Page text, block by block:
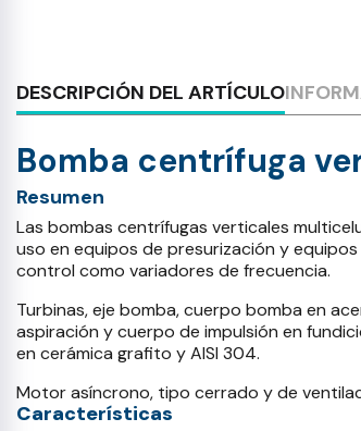
DESCRIPCIÓN DEL ARTÍCULO
Bomba centrífuga
Resumen
Las bombas centrífugas verticales
uso en equipos de presurización y
control como variadores de frecuencia.
Turbinas, eje bomba, cuerpo bomba en
aspiración y cuerpo de impulsión en
en cerámica grafito y AISI 304.
Motor asíncrono, tipo cerrado y de
Características